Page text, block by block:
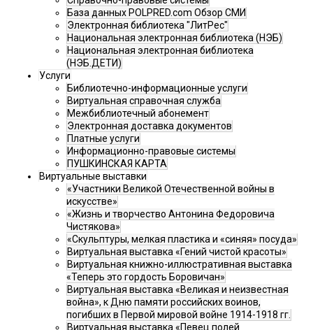
База данных POLPRED.com Обзор СМИ
Электронная библиотека "ЛитРес"
Национальная электронная библиотека (НЭБ)
Национальная электронная библиотека
(НЭБ.ДЕТИ)
Услуги
Библиотечно-информационные услуги
Виртуальная справочная служба
Межбиблиотечный абонемент
Электронная доставка документов
Платные услуги
Информационно-правовые системы
ПУШКИНСКАЯ КАРТА
Виртуальные выставки
«Участники Великой Отечественной войны в
искусстве»
«Жизнь и творчество Антонина Федоровича
Чистякова»
«Скульптуры, мелкая пластика и «синяя» посуда»
Виртуальная выставка «Гений чистой красоты»
Виртуальная книжно-иллюстративная выставка
«Теперь это гордость Боровичан»
Виртуальная выставка «Великая и неизвестная
война», к Дню памяти российских воинов,
погибших в Первой мировой войне 1914-1918 гг.
Виртуальная выставка «Певец полей